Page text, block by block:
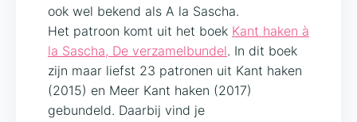
ook wel bekend als A la Sascha.
Het patroon komt uit het boek Kant haken à
la Sascha, De verzamelbundel. In dit boek
zijn maar liefst 23 patronen uit Kant haken
(2015) en Meer Kant haken (2017)
gebundeld. Daarbij vind je